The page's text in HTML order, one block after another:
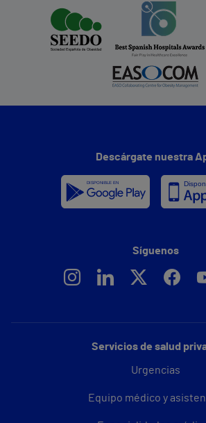
Servicios de salud
Urgencias
Equipo médico y
Descárgate nuestra
Síguenos